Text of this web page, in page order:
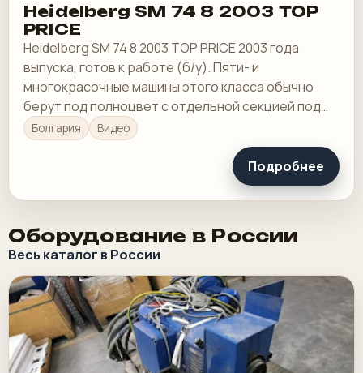
Heidelberg SM 74 8 2003 TOP
PRICE
Heidelberg SM 74 8 2003 TOP PRICE 2003 года
выпуска, готов к работе (б/у). Пяти- и
многокрасочные машины этого класса обычно
берут под полноцвет с отдельной секцией под
Pantone, лак или спецкраску.
Болгария Видео
Подробнее
Оборудование в России
Весь каталог в России